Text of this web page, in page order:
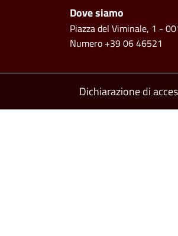
Piè di
Dove siamo
Piazza del Viminale, 1 -
Numero +39 06 46521
Footer
Dichiarazione di